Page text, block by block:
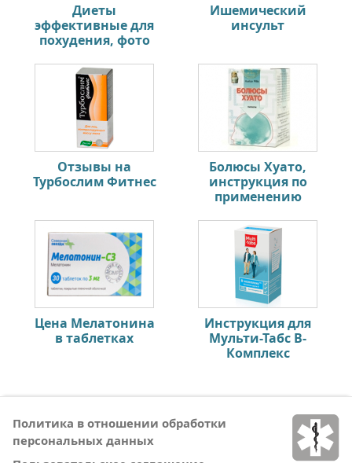
Диеты
эффективные для
похудения, фото
Ишемический
инсульт
Отзывы на
Турбослим Фитнес
Болюсы Хуато,
инструкция по
применению
Цена Мелатонина
в таблетках
Инструкция для
Мульти-Табс В-
Комплекс
Политика в отношении обработки
персональных данных